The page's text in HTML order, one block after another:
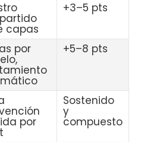
capas
+3–5 pts
por +5–8 pts
por
Sostenido
y
compuesto